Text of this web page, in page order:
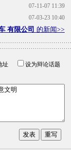
07-11-07 11:39
07-03-23 10:40
有限公司 的新闻>>
址
设为辩论话题